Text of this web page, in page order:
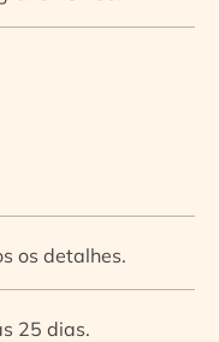
os detalhes.
25 dias.